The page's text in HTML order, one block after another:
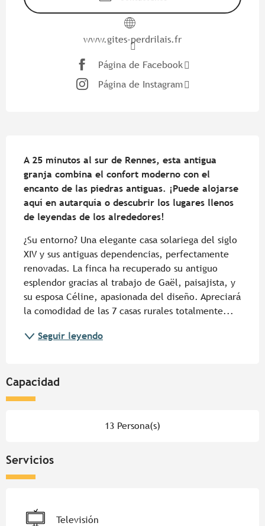
www.gites-perdrilais.fr
Página de Facebook
Página de Instagram
A 25 minutos al sur de Rennes, esta antigua
granja combina el confort moderno con el
encanto de las piedras antiguas. ¡Puede alojarse
aquí en autarquía o descubrir los lugares llenos
de leyendas de los alrededores!
¿Su entorno? Una elegante casa solariega del siglo
XIV y sus antiguas dependencias, perfectamente
renovadas. La finca ha recuperado su antiguo
esplendor gracias al trabajo de Gaël, paisajista, y
su esposa Céline, apasionada del diseño. Apreciará
la comodidad de las 7 casas rurales totalmente...
Seguir leyendo
Capacidad
13 Persona(s)
Servicios
Televisión